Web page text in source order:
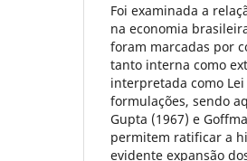
Foi examinada a
na economia
foram marcadas por
tanto interna como
interpretada como
formulações, sendo
Gupta (1967) e
permitem ratificar a
evidente expansão